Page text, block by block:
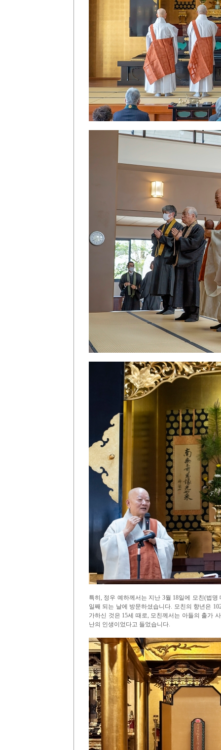
특히, 정우 예하께서는 지난 3월 18일에 모친(법
일째 되는 날에 방문하셨습니다. 모친의 향년은
가하신 것은 15세 때로, 모친께서는 아들의 출가
난의 인생이었다고 들었습니다.